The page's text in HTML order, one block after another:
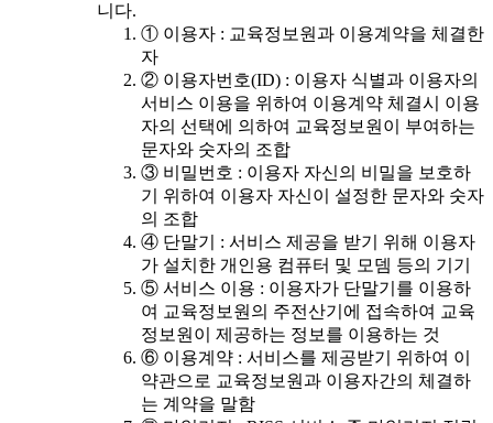
니다.
① 이용자 : 교육정보원과 이용계약을 체결한
자
② 이용자번호(ID) : 이용자 식별과 이용자의
서비스 이용을 위하여 이용계약 체결시 이용
자의 선택에 의하여 교육정보원이 부여하는
문자와 숫자의 조합
③ 비밀번호 : 이용자 자신의 비밀을 보호하
기 위하여 이용자 자신이 설정한 문자와 숫자
의 조합
④ 단말기 : 서비스 제공을 받기 위해 이용자
가 설치한 개인용 컴퓨터 및 모뎀 등의 기기
⑤ 서비스 이용 : 이용자가 단말기를 이용하
여 교육정보원의 주전산기에 접속하여 교육
정보원이 제공하는 정보를 이용하는 것
⑥ 이용계약 : 서비스를 제공받기 위하여 이
약관으로 교육정보원과 이용자간의 체결하
는 계약을 말함